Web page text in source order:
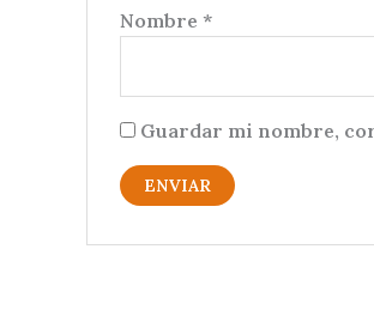
Nombre *
Guardar mi nombre,